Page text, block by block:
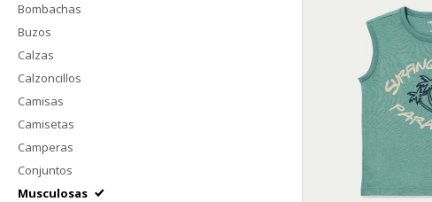
Bombachas
Buzos
Calzas
Calzoncillos
Camisas
Camisetas
Camperas
Conjuntos
Musculosas